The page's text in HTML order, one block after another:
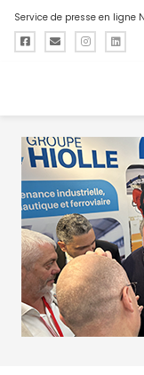
Service de presse en ligne